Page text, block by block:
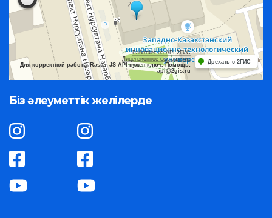
Работает на API 2ГИС
Лицензионное соглашение
Для корректной работы Raster JS API нужен ключ. Помощь:
api@2gis.ru
Доехать с 2ГИС
Біз әлеуметтік желілерде